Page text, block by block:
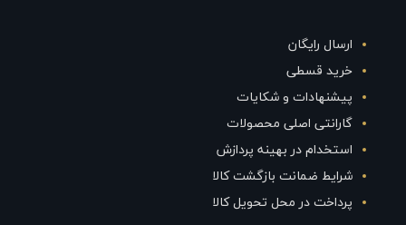
ارسال رایگان
خرید قسطی
پیشنهادات و شکایات
گارانتی اصلی محصولات
استخدام در بهینه پردازش
شرایط ضمانت بازگشت کالا
پرداخت در محل تحویل کالا